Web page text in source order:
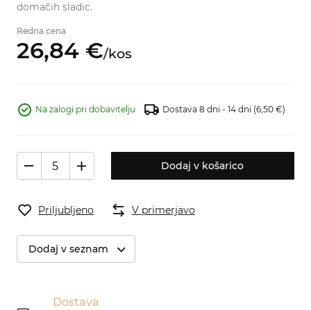
domačih sladic.
Redna cena
26,84 €/kos
Na zalogi pri dobavitelju Dostava 8 dni - 14 dni (6,50 €)
Dodaj v košarico
Priljubljeno V primerjavo
Dodaj v seznam
Dostava